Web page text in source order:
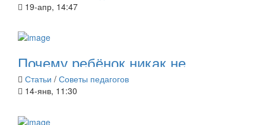
19-апр, 14:47
Почему ребёнок никак не
научится читать?
Статьи / Советы педагогов
14-янв, 11:30